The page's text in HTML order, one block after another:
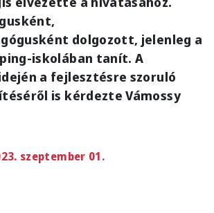
dolgozott, jelenleg a
iskolában tanít. A
a fejlesztésre szoruló
is kérdezte Vámossy
szeptember 01.